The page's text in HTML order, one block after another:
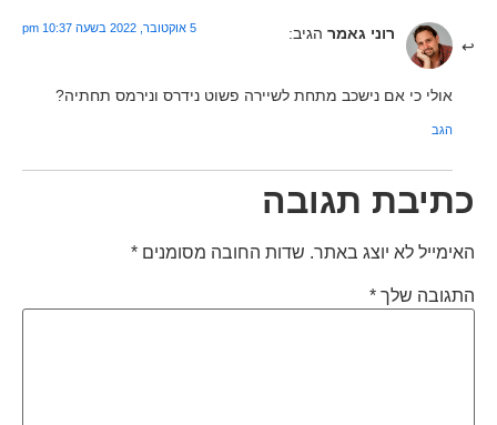
רוני גאמר הגיב: 5 אוקטובר, 2022 בשעה 10:37 pm
אולי כי אם נישכב מתחת לשיירה פשוט נידרס ונירמס תחתיה?
הגב
כתיבת תגובה
האימייל לא יוצג באתר. שדות החובה מסומנים *
התגובה שלך *